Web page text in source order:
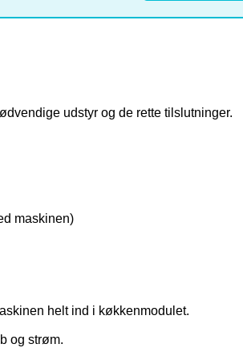
udstyr og de rette tilslutninger.
maskinen)
helt ind i køkkenmodulet.
og strøm.